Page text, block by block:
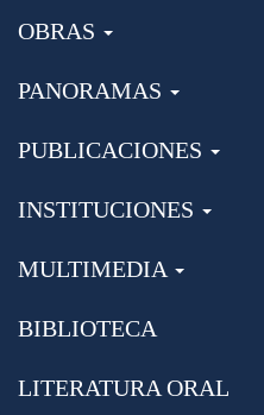
OBRAS
PANORAMAS
PUBLICACIONES
INSTITUCIONES
MULTIMEDIA
BIBLIOTECA
LITERATURA ORAL